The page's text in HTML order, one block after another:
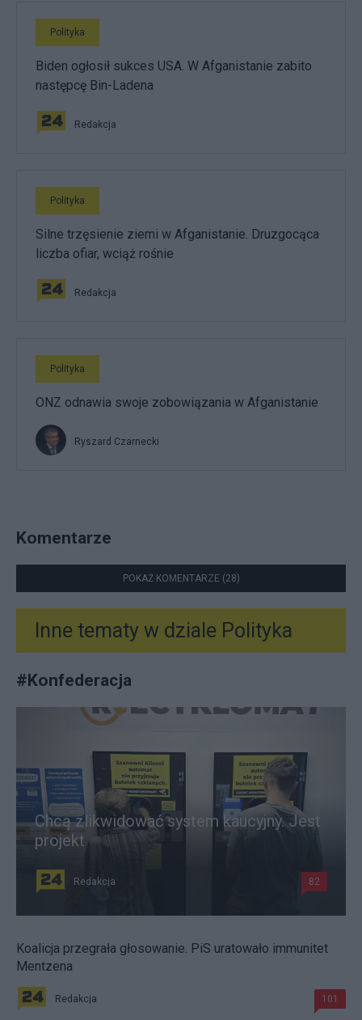
Polityka
Biden ogłosił sukces USA. W Afganistanie zabito
następcę Bin-Ladena
Redakcja
Polityka
Silne trzęsienie ziemi w Afganistanie. Druzgocąca
liczba ofiar, wciąż rośnie
Redakcja
Polityka
ONZ odnawia swoje zobowiązania w Afganistanie
Ryszard Czarnecki
Komentarze
POKAŻ KOMENTARZE (28)
Inne tematy w dziale Polityka
#Konfederacja
Chcą zlikwidować system kaucyjny. Jest
projekt
Redakcja 82
Koalicja przegrała głosowanie. PiS uratowało immunitet
Mentzena
Redakcja 101